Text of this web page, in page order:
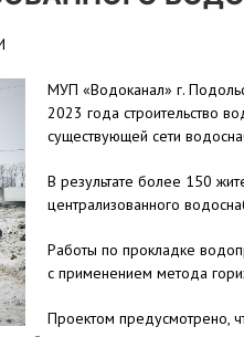
МУП «Водоканал» г.
2023 года строительство
существующей сети
В результате более 150
централизованного
Работы по прокладке
с применением метода
Проектом предусмотрено,